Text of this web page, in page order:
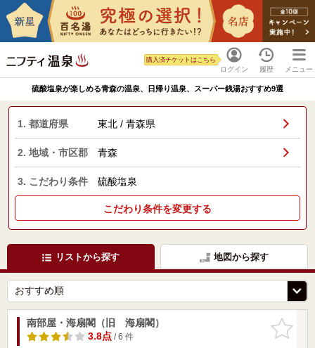
ログイン
購入済チケットはこちら
履歴 メニュー
硫酸塩泉が楽しめる青森の温泉、日帰り温泉、スーパー銭湯おすすめ9選
1. 都道府県 東北 / 青森県
2. 地域・市区郡 青森
3. こだわり条件 硫酸塩泉
こだわり条件を変更する
リストから探す 地図から探す
お気に入
りに追加
南部屋・海扇閣（旧 海扇閣）
3.8点/ 6 件